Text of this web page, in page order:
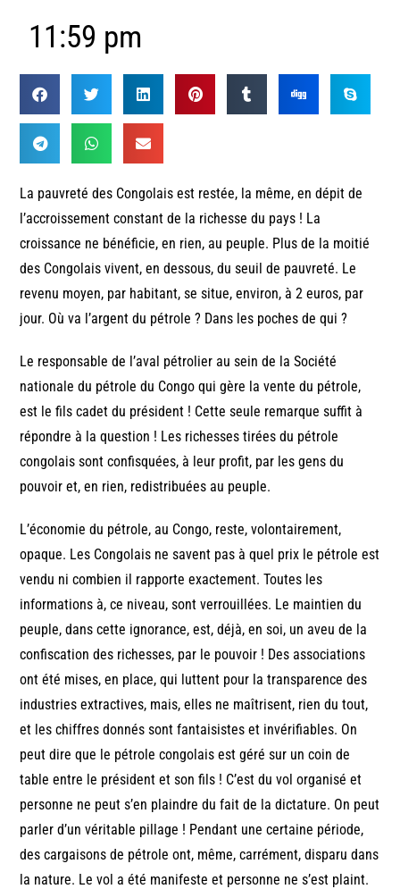
11:59 pm
La pauvreté des Congolais est restée, la même, en dépit de
l’accroissement constant de la richesse du pays ! La
croissance ne bénéficie, en rien, au peuple. Plus de la moitié
des Congolais vivent, en dessous, du seuil de pauvreté. Le
revenu moyen, par habitant, se situe, environ, à 2 euros, par
jour. Où va l’argent du pétrole ? Dans les poches de qui ?
Le responsable de l’aval pétrolier au sein de la Société
nationale du pétrole du Congo qui gère la vente du pétrole,
est le fils cadet du président ! Cette seule remarque suffit à
répondre à la question ! Les richesses tirées du pétrole
congolais sont confisquées, à leur profit, par les gens du
pouvoir et, en rien, redistribuées au peuple.
L’économie du pétrole, au Congo, reste, volontairement,
opaque. Les Congolais ne savent pas à quel prix le pétrole est
vendu ni combien il rapporte exactement. Toutes les
informations à, ce niveau, sont verrouillées. Le maintien du
peuple, dans cette ignorance, est, déjà, en soi, un aveu de la
confiscation des richesses, par le pouvoir ! Des associations
ont été mises, en place, qui luttent pour la transparence des
industries extractives, mais, elles ne maîtrisent, rien du tout,
et les chiffres donnés sont fantaisistes et invérifiables. On
peut dire que le pétrole congolais est géré sur un coin de
table entre le président et son fils ! C’est du vol organisé et
personne ne peut s’en plaindre du fait de la dictature. On peut
parler d’un véritable pillage ! Pendant une certaine période,
des cargaisons de pétrole ont, même, carrément, disparu dans
la nature. Le vol a été manifeste et personne ne s’est plaint.